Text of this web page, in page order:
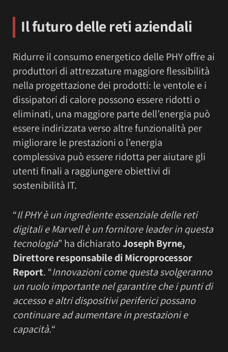
Il futuro delle reti aziendali
Ridurre il consumo energetico delle PHY offre ai
produttori di attrezzature maggiore flessibilità
nella progettazione dei prodotti: le ventole e i
dissipatori di calore possono essere ridotti o
eliminati, una maggiore parte dell’energia può
essere indirizzata verso altre funzionalità per
migliorare le prestazioni o l’energia
complessiva può essere ridotta per aiutare gli
utenti finali a raggiungere obiettivi di
sostenibilità IT.
“Il PHY è un ingrediente essenziale delle reti
digitali e Marvell è un fornitore leader in questa
tecnologia” ha dichiaratoJoseph Byrne,
Direttore responsabile di Microprocessor
Report. “Innovazioni come questa svolgeranno
un ruolo importante nel garantire che i punti di
accesso e altri dispositivi periferici possano
continuare ad aumentare in prestazioni e
capacità.“